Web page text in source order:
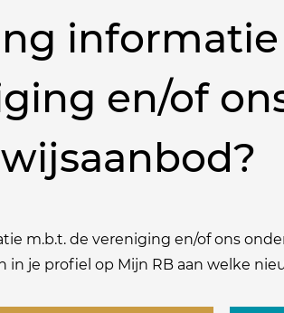
informatie
en/of
m.b.t. de vereniging en/of ons
in je profiel op Mijn RB aan welke